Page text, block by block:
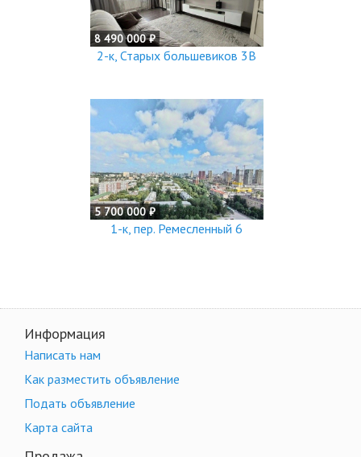
8 490 000 ₽
2-к, Старых большевиков 3В
5 700 000 ₽
1-к, пер. Ремесленный 6
Информация
Написать нам
Как разместить объявление
Подать объявление
Карта сайта